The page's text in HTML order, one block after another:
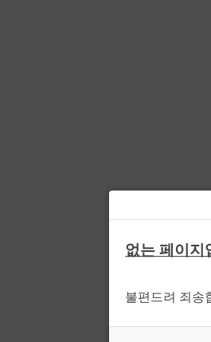
없는 페이지
불편드려 죄송